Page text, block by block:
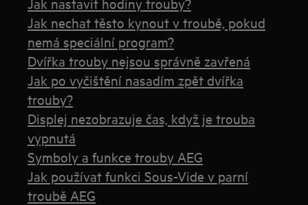
Jak nechat těsto kynout v troubě, pokud
nemá speciální program?
Dvířka trouby nejsou správně zavřená
Jak po vyčištění nasadím zpět dvířka
trouby?
Displej nezobrazuje čas, když je trouba
vypnutá
Symboly a funkce trouby AEG
Jak používat funkci Sous-Vide v parní
troubě AEG